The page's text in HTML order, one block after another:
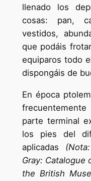
llenado los
cosas: pan,
vestidos,
que podáis
equiparos todo
dispongáis de
En época
parte terminal
los pies del
aplicadas
Gray: Catalogue
the British